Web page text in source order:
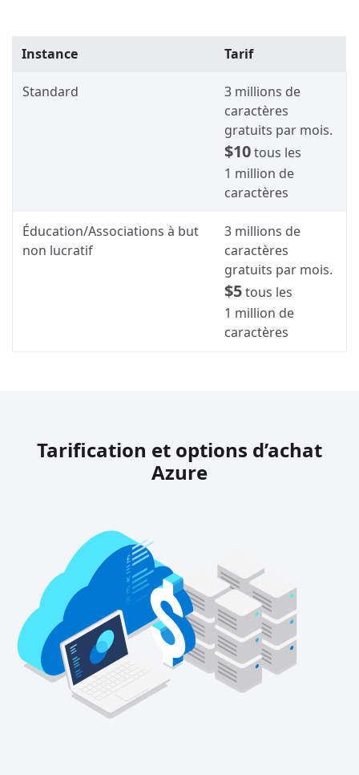
Instance Tarif
Standard
3 millions de
caractères
gratuits par mois.
$10tous les
1 million de
caractères
Éducation/Associations à but
non lucratif
3 millions de
caractères
gratuits par mois.
$5tous les
1 million de
caractères
Tarification et options d’achat
Azure